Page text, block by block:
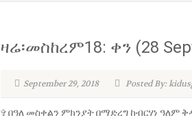
ዛሬ፡መስከረም18: ቀን (28
September 29, 2018 Posted By:
✞ በዓለ መስቀልን ምክንያት በማድረግ ከብርሃነ ዓለም